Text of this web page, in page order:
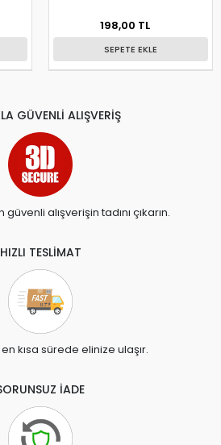
198,00 TL
SEPETE EKLE
GÜVENLİ ALIŞVERİŞ
alışverişin tadını çıkarın.
HIZLI TESLİMAT
kısa sürede elinize ulaşır.
İADE